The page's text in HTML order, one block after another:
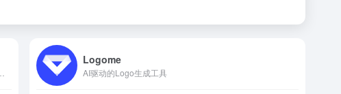
Logome
AI驱动的Logo生成工具